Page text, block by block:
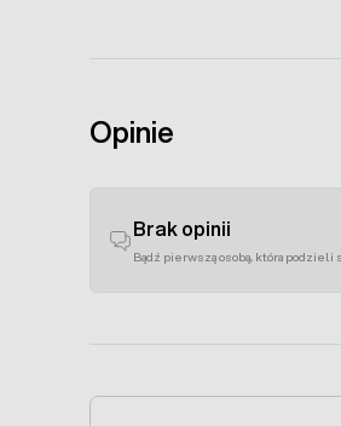
Opinie
Brak opinii
Bądź pierwszą osobą, która podzieli